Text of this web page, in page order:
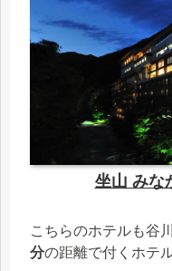
坐山 みな
こちらのホテルも谷
分の距離で付くホテ